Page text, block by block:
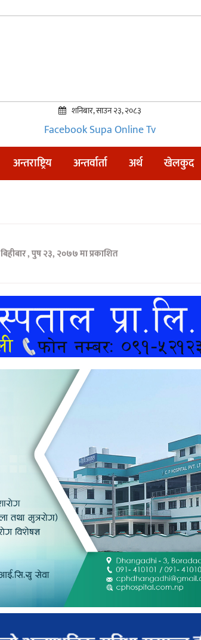
शनिबार, साउन २३, २०८३
FacebookSupa Online Tv
अन्तराष्ट्रिय अन्तर्वार्ता अर्थ खेलकुद
बिहीबार , पुष २३, २०७७ मा प्रकाशित